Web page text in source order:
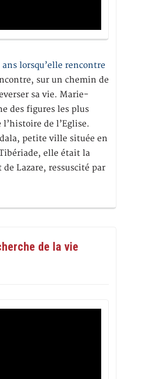
ans lorsqu’elle rencontre
sur un chemin de
sa vie. Marie-
des figures les plus
de l’Eglise.
petite ville située en
elle était la
Lazare, ressuscité par
de la vie